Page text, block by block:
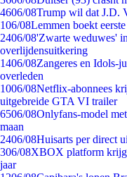
4606/08Trump wil dat J.D.
106/08Lemmen boekt
2406/08'Zwarte weduwes'
overlijdensuitkering
1406/08Zangeres en Idols-
overleden
1006/08Netflix-abonnees
uitgebreide GTA VI trailer
6506/08Onlyfans-model
maan
2406/08Huisarts per direct
306/08XBOX platform
jaar